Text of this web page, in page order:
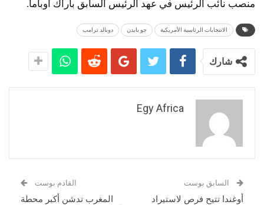
منصب نائب الرئيس في عهد الرئيس السابق باراك أوباما.
الانتخابات الرئاسية الأمريكية جو بايدن دونالد ترامب
شارك
Egy Africa
السابق بوست
أوغندا تتيح فرص لاستيراد
القادم بوست
المغرب تدشن أكبر محطة